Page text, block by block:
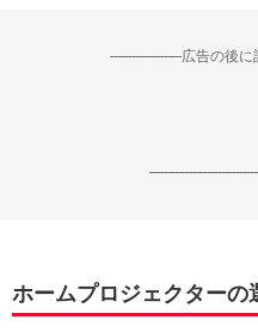
--------------------広告の後
ホームプロジェクターの